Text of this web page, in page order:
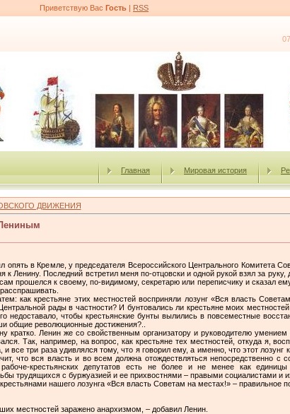
Приветствую Вас Гость | RSS
Главная Мировая история
ДВИЖЕНИЯ
в Кремле, у председателя Всероссийского Центрального Комитета
Ленину. Последний встретил меня по-отцовски и одной рукой взял за руку,
прошелся к своему, по-видимому, секретарю или переписчику и сказал
как крестьяне этих местностей восприняли лозунг «Вся власть
рады в частности? И бунтовались ли крестьяне моих
недоставало, чтобы крестьянские бунты вылились в повсеместные
революционные достижения?..
кратко. Ленин же со свойственным организатору и руководителю
Так, например, на вопрос, как крестьяне тех местностей, откуда я,
все три раза удивлялся тому, что я говорил ему, а именно, что этот лозунг
что вся власть и во всем должна отождествляться непосредственно с
крестьянских депутатов есть не более и не менее как единицы
трудящихся с буржуазией и ее прихвостнями – правыми социалистами и
нашего лозунга «Вся власть Советам на местах!» – правильное
местностей заражено анархизмом, – добавил Ленин.